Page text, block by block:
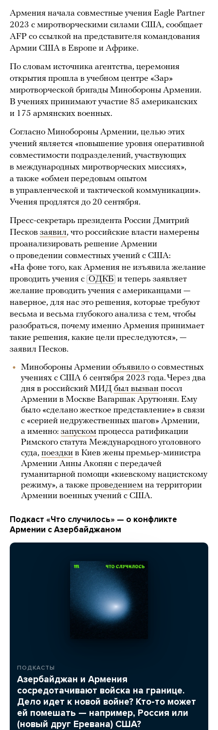
Армения начала совместные учения Eagle Partner
2023 с миротворческими силами США, сообщает
AFP со ссылкой на представителя командования
Армии США в Европе и Африке.
По словам источника агентства, церемония
открытия прошла в учебном центре «Зар»
миротворческой бригады Минобороны Армении.
В учениях принимают участие 85 американских
и 175 армянских военных.
Согласно Минобороны Армении, целью этих
учений является «повышение уровня оперативной
совместимости подразделений, участвующих
в международных миротворческих миссиях»,
а также «обмен передовым опытом
в управленческой и тактической коммуникации».
Учения продлятся до 20 сентября.
Пресс-секретарь президента России Дмитрий
Песков заявил, что российские власти намерены
проанализировать решение Армении
о проведении совместных учений с США:
«На фоне того, как Армения не изъявила желание
проводить учения с ОДКБ и теперь заявляет
желание проводить учения с американцами —
наверное, для нас это решения, которые требуют
весьма и весьма глубокого анализа с тем, чтобы
разобраться, почему именно Армения принимает
такие решения, какие цели преследуются», —
заявил Песков.
Минобороны Армении объявило о совместных
учениях с США 6 сентября 2023 года. Через два
дня в российский МИД был вызван посол
Армении в Москве Вагаршак Арутюнян. Ему
было «сделано жесткое представление» в связи
с «серией недружественных шагов» Армении,
а именно: запуском процесса ратификации
Римского статута Международного уголовного
суда, поездки в Киев жены премьер-министра
Армении Анны Акопян с передачей
гуманитарной помощи «киевскому нацистскому
режиму», а также проведением на территории
Армении военных учений с США.
Подкаст «Что случилось» — о конфликте
Армении с Азербайджаном
ПОДКАСТЫ
Азербайджан и Армения
сосредотачивают войска на границе.
Дело идет к новой войне? Кто-то может
ей помешать — например, Россия или
(новый друг Еревана) США?